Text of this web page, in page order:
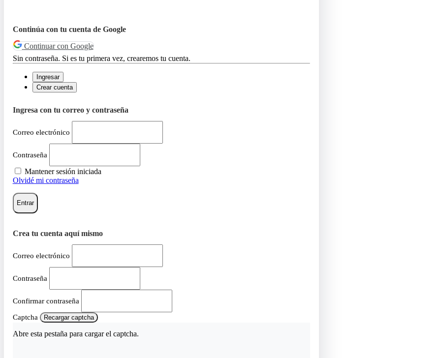
Continúa con tu cuenta de Google
Continuar con Google
Sin contraseña. Si es tu primera vez, crearemos tu cuenta.
Ingresar
Crear cuenta
Ingresa con tu correo y contraseña
Correo electrónico
Contraseña
Mantener sesión iniciada
Olvidé mi contraseña
Entrar
Crea tu cuenta aquí mismo
Correo electrónico
Contraseña
Confirmar contraseña
Captcha Recargar captcha
Abre esta pestaña para cargar el captcha.